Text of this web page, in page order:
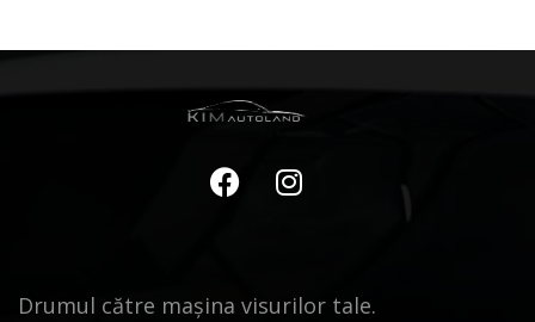
Drumul către mașina visurilor tale.